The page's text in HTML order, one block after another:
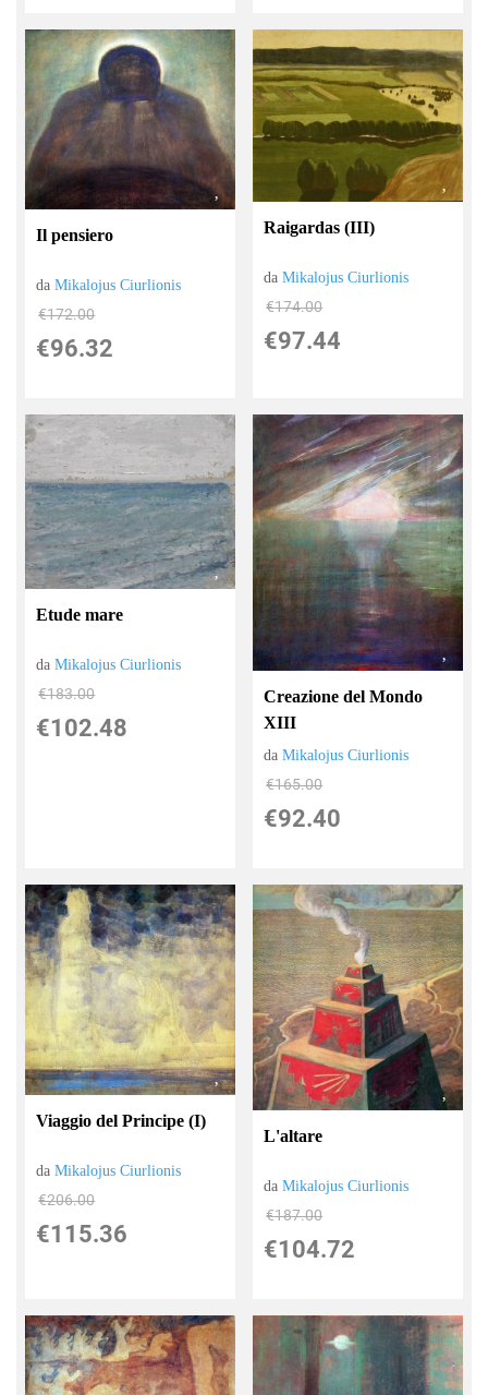
Il pensiero
daMikalojus Ciurlionis
€172.00
€96.32
Raigardas (III)
daMikalojus Ciurlionis
€174.00
€97.44
Etude mare
daMikalojus Ciurlionis
€183.00
€102.48
Creazione del Mondo
XIII
daMikalojus Ciurlionis
€165.00
€92.40
Viaggio del Principe (I)
daMikalojus Ciurlionis
€206.00
€115.36
L'altare
daMikalojus Ciurlionis
€187.00
€104.72